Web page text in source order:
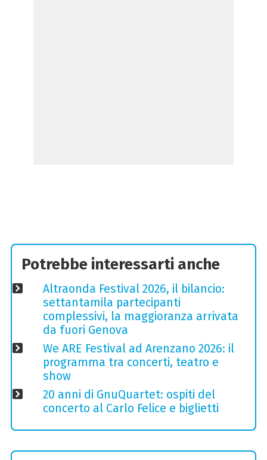
Potrebbe interessarti anche
Altraonda Festival 2026, il bilancio:
settantamila partecipanti
complessivi, la maggioranza arrivata
da fuori Genova
We ARE Festival ad Arenzano 2026: il
programma tra concerti, teatro e
show
20 anni di GnuQuartet: ospiti del
concerto al Carlo Felice e biglietti